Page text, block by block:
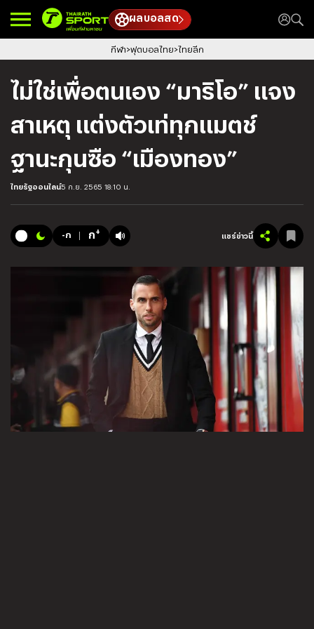
ผลบอลสด
กีฬา ฟุตบอลไทย ไทยลีก
ไม่ใช่เพื่อตนเอง “มาริโอ” แจง
สาเหตุ แต่งตัวเท่ทุกแมตช์
ฐานะกุนซือ “เมืองทอง”
ไทยรัฐออนไลน์5 ก.ย. 2565 18:10 น.
-ก ก+ แชร์ข่าวนี้